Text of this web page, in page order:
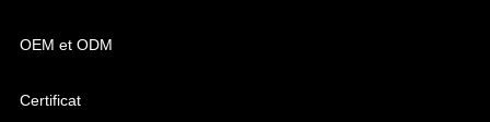
OEM et ODM
Certificat